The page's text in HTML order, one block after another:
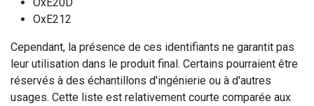
OxE212
Cependant, la présence de ces identifiants ne garantit pas
leur utilisation dans le produit final. Certains pourraient être
réservés à des échantillons d'ingénierie ou à d'autres
usages. Cette liste est relativement courte comparée aux